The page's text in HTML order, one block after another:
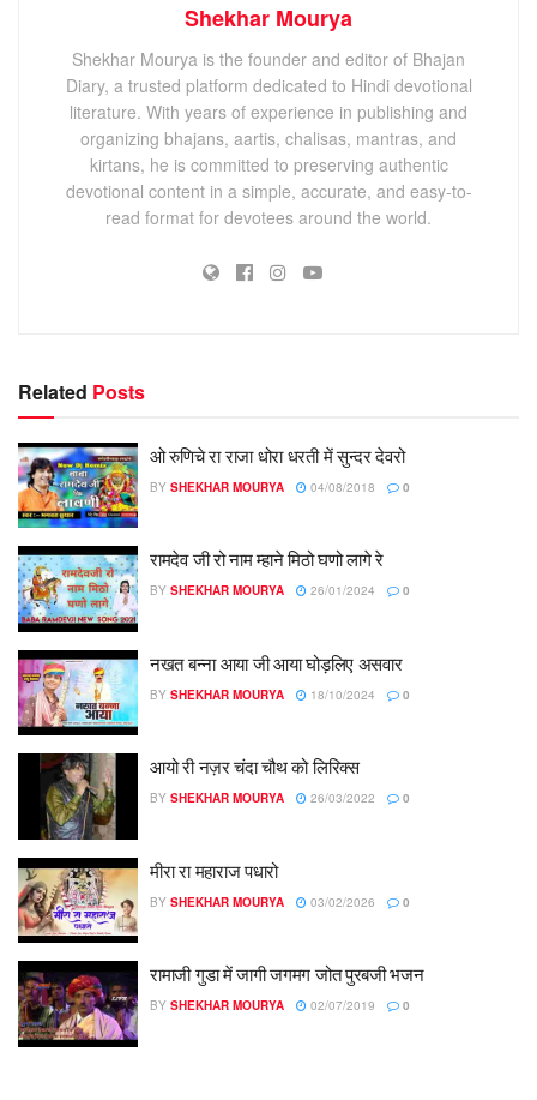
Shekhar Mourya
Shekhar Mourya is the founder and editor of Bhajan
Diary, a trusted platform dedicated to Hindi devotional
literature. With years of experience in publishing and
organizing bhajans, aartis, chalisas, mantras, and
kirtans, he is committed to preserving authentic
devotional content in a simple, accurate, and easy-to-
read format for devotees around the world.
Related Posts
ओ रुणिचे रा राजा धोरा धरती में सुन्दर देवरो
BY SHEKHAR MOURYA 04/08/2018 0
रामदेव जी रो नाम म्हाने मिठो घणो लागे रे
BY SHEKHAR MOURYA 26/01/2024 0
नखत बन्ना आया जी आया घोड़लिए असवार
BY SHEKHAR MOURYA 18/10/2024 0
आयो री नज़र चंदा चौथ को लिरिक्स
BY SHEKHAR MOURYA 26/03/2022 0
मीरा रा महाराज पधारो
BY SHEKHAR MOURYA 03/02/2026 0
रामाजी गुडा में जागी जगमग जोत पुरबजी भजन
BY SHEKHAR MOURYA 02/07/2019 0